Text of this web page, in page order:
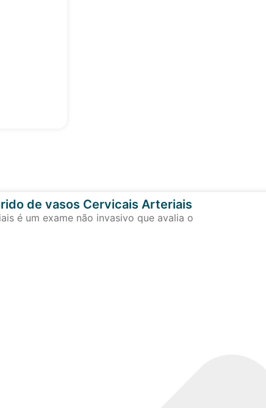
de vasos Cervicais Arteriais
é um exame não invasivo que avalia o